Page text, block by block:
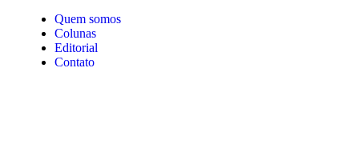
Quem somos
Colunas
Editorial
Contato